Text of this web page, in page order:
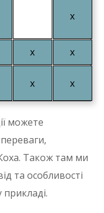
можете
Також там ми
та особливості